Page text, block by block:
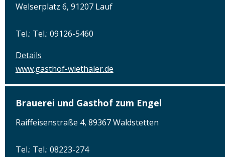
Welserplatz 6, 91207 Lauf
Tel.: Tel.: 09126-5460
Details
www.gasthof-wiethaler.de
Brauerei und Gasthof zum Engel
Raiffeisenstraße 4, 89367 Waldstetten
Tel.: Tel.: 08223-274